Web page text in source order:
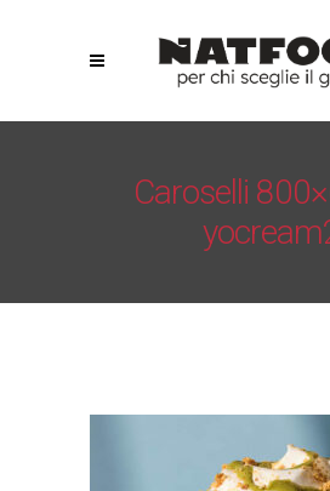
Caroselli
Le tue preferenze relative alla